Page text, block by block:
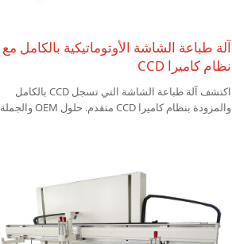
آلة طباعة الشاشة الأوتوماتيكية بالكامل مع
نظام كاميرا CCD
اكتشف آلة طباعة الشاشة التي تسجل CCD بالكامل
والمزودة بنظام كاميرا CCD متقدم. حلول OEM والجملة